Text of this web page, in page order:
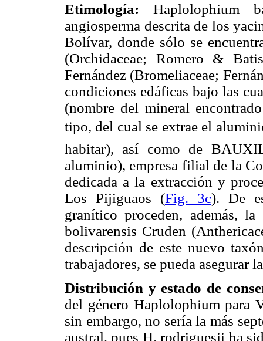
Etimología:Haplolophium
angiosperma descrita de los
Bolívar, donde sólo se
(Orchidaceae; Romero &
Fernández (Bromeliaceae;
condiciones edáficas bajo las
(nombre del mineral
tipo, del cual se extrae el
habitar), así como de
aluminio), empresa filial de la
dedicada a la extracción y
Los Pijiguaos (Fig. 3c). De
granítico proceden, además,
bolivarensis Cruden
descripción de este nuevo
trabajadores, se pueda asegurar
Distribución y estado de
del género Haplolophium para
sin embargo, no sería la más
austral, pues H. rodriguesii ha